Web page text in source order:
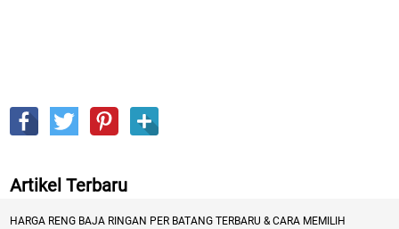
Artikel Terbaru
HARGA RENG BAJA RINGAN PER BATANG TERBARU & CARA MEMILIH